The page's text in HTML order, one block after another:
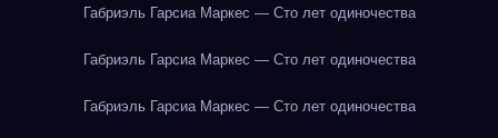
Габриэль Гарсиа Маркес — Сто лет одиночества
Габриэль Гарсиа Маркес — Сто лет одиночества
Габриэль Гарсиа Маркес — Сто лет одиночества